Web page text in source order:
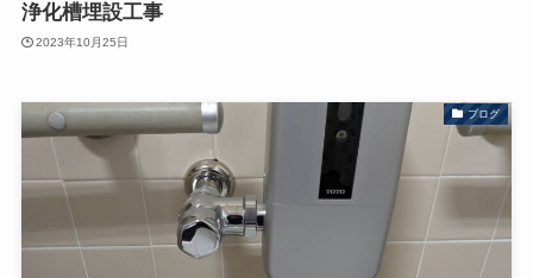
浄化槽埋設工事
2023年10月25日
ブログ